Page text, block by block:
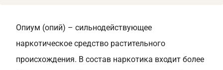
Опиум (опий) – сильнодействующее
наркотическое средство растительного
происхождения. В состав наркотика входит более